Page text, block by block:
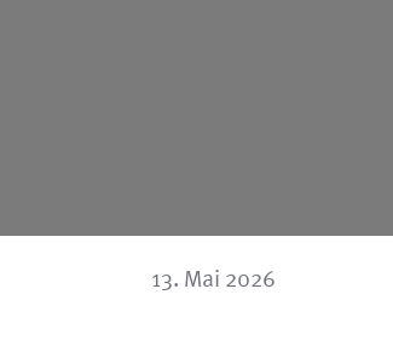
13. Mai 2026